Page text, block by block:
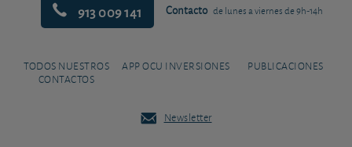
913 009 141 Contacto de lunes a viernes de 9h-14h
TODOS NUESTROS
CONTACTOS
APP OCU INVERSIONES PUBLICACIONES
Newsletter